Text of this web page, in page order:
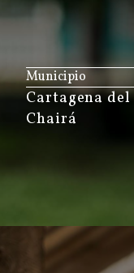
Municipio
Cartagena del
Chairá